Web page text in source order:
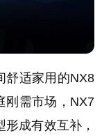
舒适家用的NX8
刚需市场，NX7
成有效互补，